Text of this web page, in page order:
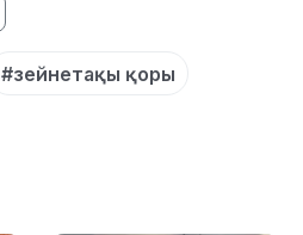
#зейнетақы қоры